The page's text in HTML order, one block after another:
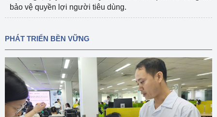
bảo vệ quyền lợi người tiêu dùng.
PHÁT TRIỂN BỀN VỮNG